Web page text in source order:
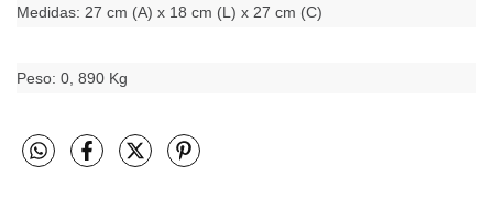
Medidas: 27 cm (A) x 18 cm (L) x 27 cm (C)
Peso: 0, 890 Kg